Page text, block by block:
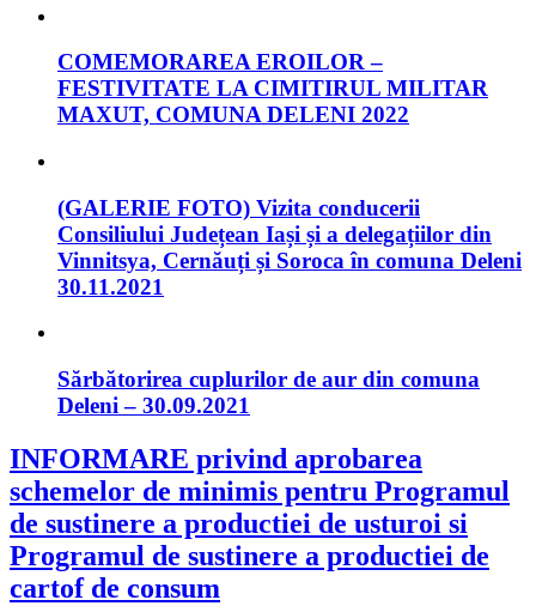
COMEMORAREA EROILOR –
FESTIVITATE LA CIMITIRUL MILITAR
MAXUT, COMUNA DELENI 2022
(GALERIE FOTO) Vizita conducerii
Consiliului Județean Iași și a delegațiilor din
Vinnitsya, Cernăuți și Soroca în comuna Deleni
30.11.2021
Sărbătorirea cuplurilor de aur din comuna
Deleni – 30.09.2021
INFORMARE privind aprobarea
schemelor de minimis pentru Programul
de sustinere a productiei de usturoi si
Programul de sustinere a productiei de
cartof de consum